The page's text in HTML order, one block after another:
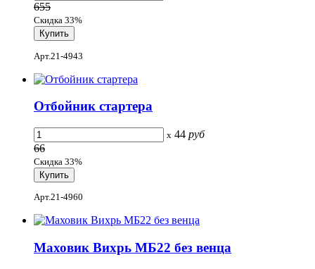
655
Скидка 33%
Арт.21-4943
Отбойник стартера
x 44 руб
66
Скидка 33%
Арт.21-4960
Маховик Вихрь МБ22 без венца